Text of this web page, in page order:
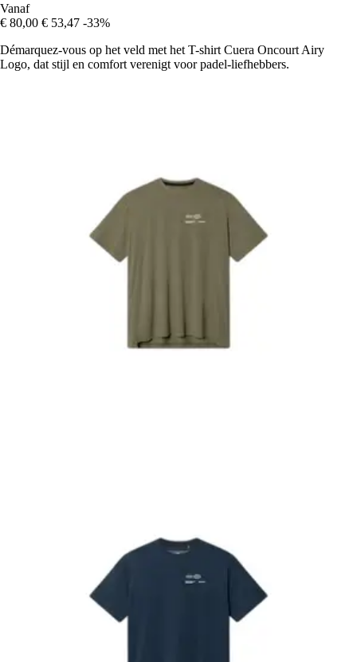
Vanaf
€ 80,00 € 53,47 -33%
Démarquez-vous op het veld met het T-shirt Cuera Oncourt Airy
Logo, dat stijl en comfort verenigt voor padel-liefhebbers.